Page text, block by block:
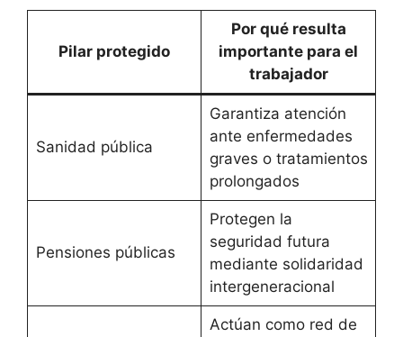
Pilar protegido
Por qué resulta
importante para el
trabajador
Sanidad pública
Garantiza atención
ante enfermedades
graves o tratamientos
prolongados
Pensiones públicas
Protegen la
seguridad futura
mediante solidaridad
intergeneracional
Actúan como red de